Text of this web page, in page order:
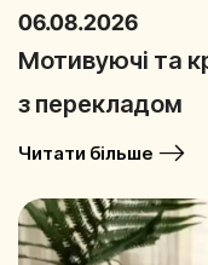
06.08.2026
Мотивуючі та
з перекладом
Читати більше